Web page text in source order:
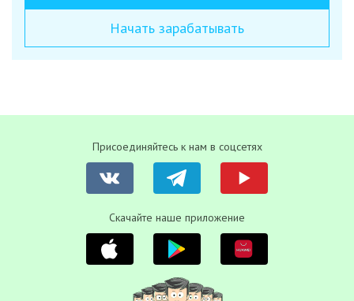
Начать зарабатывать
Присоединяйтесь к нам в соцсетях
Скачайте наше приложение